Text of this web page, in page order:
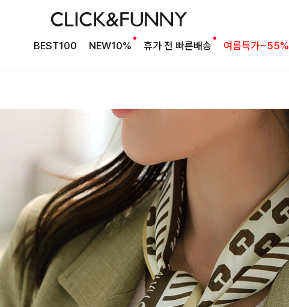
BEST100 NEW10% 휴가 전 빠른배송 여름특가~55%